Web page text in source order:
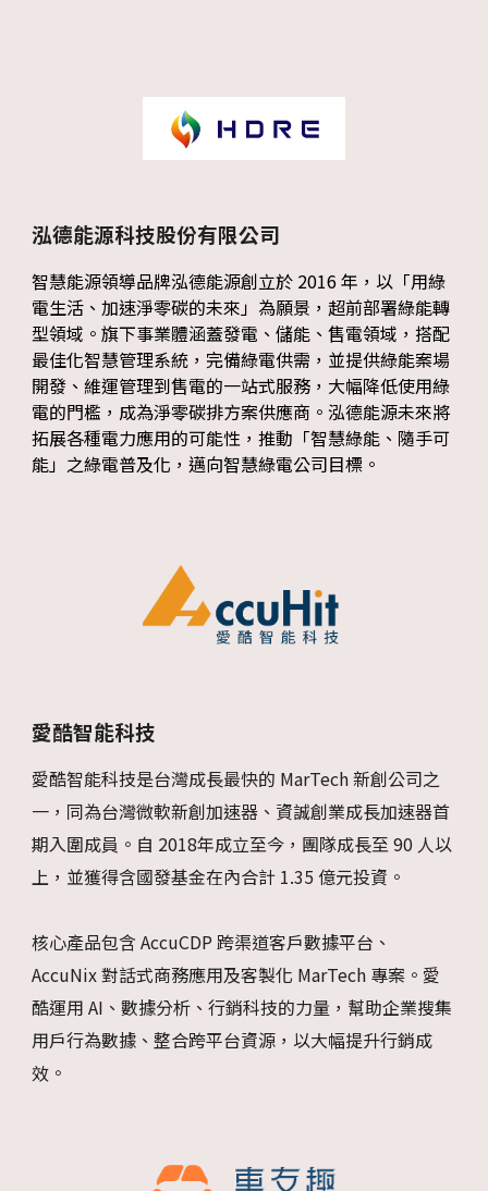
泓德能源科技股份有限公司
智慧能源領導品牌泓德能源創立於 2016 年，以「用綠
電生活、加速淨零碳的未來」為願景，超前部署綠能轉
型領域。旗下事業體涵蓋發電、儲能、售電領域，搭配
最佳化智慧管理系統，完備綠電供需，並提供綠能案場
開發、維運管理到售電的一站式服務，大幅降低使用綠
電的門檻，成為淨零碳排方案供應商。泓德能源未來將
拓展各種電力應用的可能性，推動「智慧綠能、隨手可
能」之綠電普及化，邁向智慧綠電公司目標。
愛酷智能科技
愛酷智能科技是台灣成長最快的 MarTech 新創公司之
一，同為台灣微軟新創加速器、資誠創業成長加速器首
期入圍成員。自 2018年成立至今，團隊成長至 90 人以
上，並獲得含國發基金在內合計 1.35 億元投資。
核心產品包含 AccuCDP 跨渠道客戶數據平台、
AccuNix 對話式商務應用及客製化 MarTech 專案。愛
酷運用 AI、數據分析、行銷科技的力量，幫助企業搜集
用戶行為數據、整合跨平台資源，以大幅提升行銷成
效。